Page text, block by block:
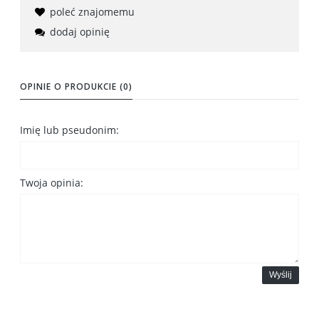
poleć znajomemu
dodaj opinię
OPINIE O PRODUKCIE (0)
Imię lub pseudonim:
Twoja opinia:
Wyślij